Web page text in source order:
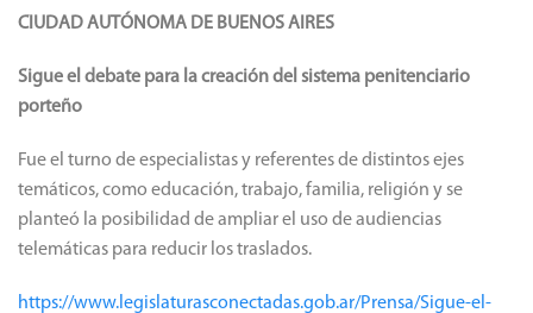
CIUDAD AUTÓNOMA DE BUENOS AIRES
Sigue el debate para la creación del sistema penitenciario
porteño
Fue el turno de especialistas y referentes de distintos ejes
temáticos, como educación, trabajo, familia, religión y se
planteó la posibilidad de ampliar el uso de audiencias
telemáticas para reducir los traslados.
https://www.legislaturasconectadas.gob.ar/Prensa/Sigue-el-